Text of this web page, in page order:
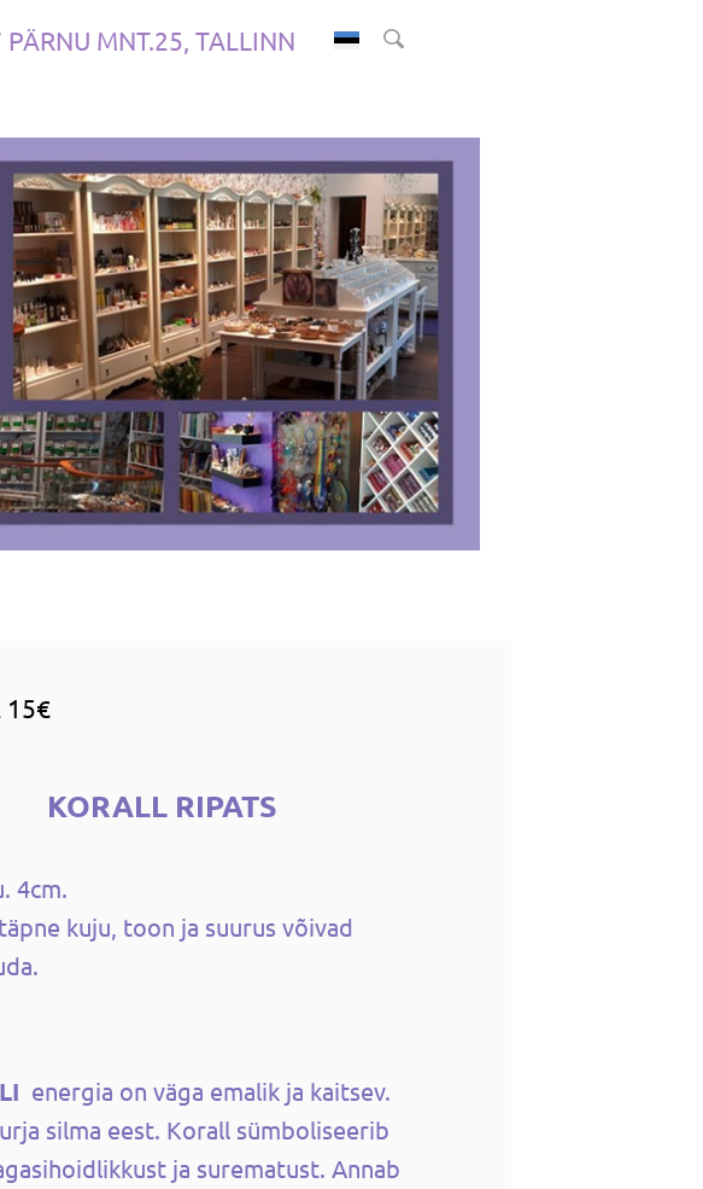
MNT.25, TALLINN
15€
KORALL RIPATS
4cm.
kuju, toon ja suurus võivad
energia on väga emalik ja kaitsev.
silma eest. Korall sümboliseerib
ja surematust. Annab